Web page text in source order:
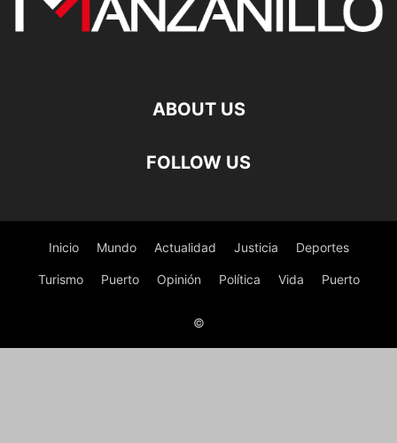
ABOUT US
FOLLOW US
Inicio Mundo Actualidad Justicia Deportes
Turismo Puerto Opinión Política Vida Puerto
©